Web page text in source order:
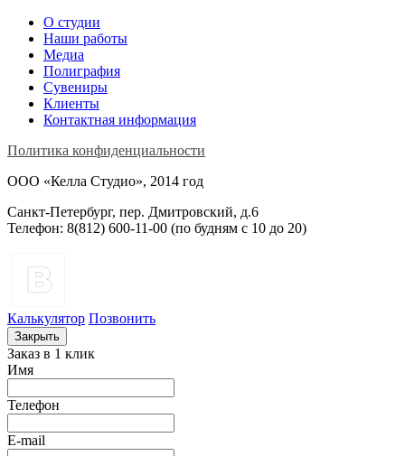
О студии
Наши работы
Медиа
Полиграфия
Сувениры
Клиенты
Контактная информация
Политика конфиденциальности
ООО «Келла Студио», 2014 год
Санкт-Петербург, пер. Дмитровский, д.6
Телефон: 8(812) 600-11-00 (по будням c 10 до 20)
Калькулятор Позвонить
Закрыть
Заказ в 1 клик
Имя
Телефон
E-mail